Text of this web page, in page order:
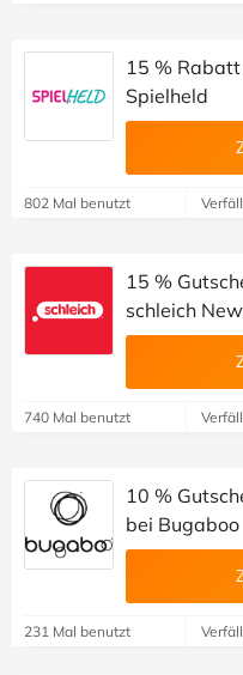
15 %
Spielheld
802 Mal benutzt
15 %
schleich
740 Mal benutzt
10 %
bei Bugaboo
231 Mal benutzt